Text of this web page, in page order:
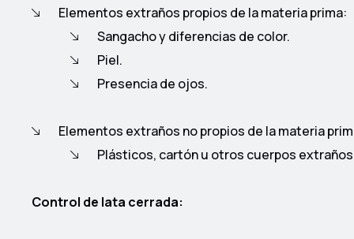
Elementos extraños propios de la materia prima:
Sangacho y diferencias de color.
Piel.
Presencia de ojos.
Elementos extraños no propios de la materia
Plásticos, cartón u otros cuerpos
Control de lata cerrada: